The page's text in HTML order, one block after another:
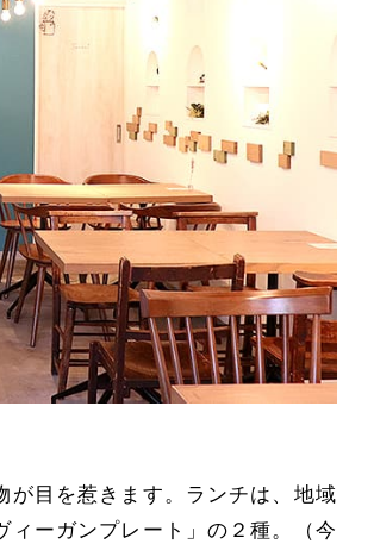
が目を惹きます。ランチは、地域
ーガンプレート」の２種。（今